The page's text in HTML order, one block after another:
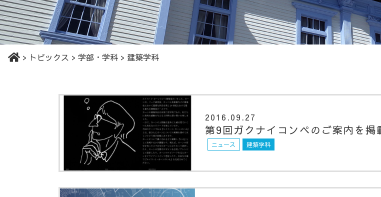
> トピックス > 学部・学科 > 建築学科
2016.09.27
第9回ガクナイコンペのご案内を掲
ニュース 建築学科